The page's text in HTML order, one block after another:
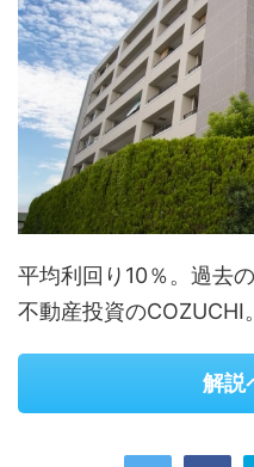
平均利回り10％。過去
不動産投資のCOZUCHI。
解説